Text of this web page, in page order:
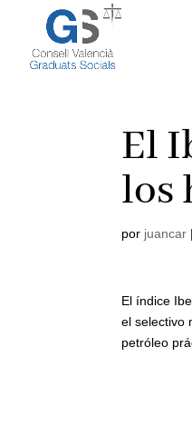
El
los
por juancar
El índice
el selectivo
petróleo